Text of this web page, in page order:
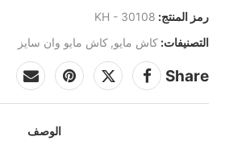
رمز المنتج: KH - 30108
التصنيفات: كاش مايو, كاش مايو وان سايز
Share
الوصف